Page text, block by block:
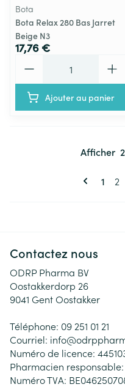
Bota
Bota Relax 280 Bas Jarret
Beige N3
17,76 €
Ajouter au panier
1 2
Afficher
Contactez nous
ODRP Pharma BV
Oostakkerdorp 26
9041 Gent Oostakker
Téléphone: 09 251 01 21
Courriel: info@
Numéro de licence:
Pharmacien responsable:
Numéro TVA: